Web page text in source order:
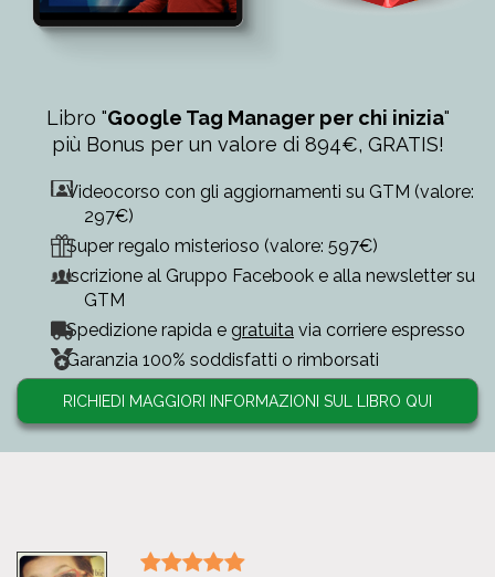
Libro "Google Tag Manager per chi inizia"
più Bonus per un valore di 894€, GRATIS!
Videocorso con gli aggiornamenti su GTM (valore:
297€)
Super regalo misterioso (valore: 597€)
Iscrizione al Gruppo Facebook e alla newsletter su
GTM
Spedizione rapida e gratuita via corriere espresso
Garanzia 100% soddisfatti o rimborsati
RICHIEDI MAGGIORI INFORMAZIONI SUL LIBRO QUI